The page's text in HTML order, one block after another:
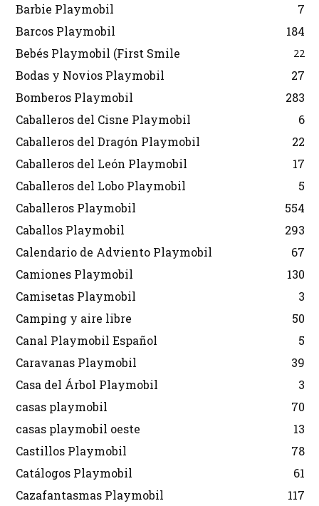
Barbie Playmobil
7
Barcos Playmobil
184
Bebés Playmobil (First Smile
22
Bodas y Novios Playmobil
27
Bomberos Playmobil
283
Caballeros del Cisne Playmobil
6
Caballeros del Dragón Playmobil
22
Caballeros del León Playmobil
17
Caballeros del Lobo Playmobil
5
Caballeros Playmobil
554
Caballos Playmobil
293
Calendario de Adviento Playmobil
67
Camiones Playmobil
130
Camisetas Playmobil
3
Camping y aire libre
50
Canal Playmobil Español
5
Caravanas Playmobil
39
Casa del Árbol Playmobil
3
casas playmobil
70
casas playmobil oeste
13
Castillos Playmobil
78
Catálogos Playmobil
61
Cazafantasmas Playmobil
117